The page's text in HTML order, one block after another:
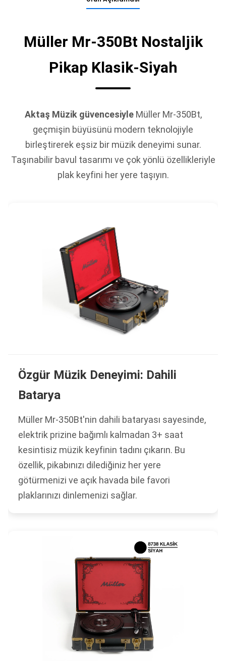
Müller Mr-350Bt Nostaljik
Pikap Klasik-Siyah
Aktaş Müzik güvencesiyleMüller Mr-350Bt,
geçmişin büyüsünü modern teknolojiyle
birleştirerek eşsiz bir müzik deneyimi sunar.
Taşınabilir bavul tasarımı ve çok yönlü özellikleriyle
plak keyfini her yere taşıyın.
Özgür Müzik Deneyimi: Dahili
Batarya
Müller Mr-350Bt'nin dahili bataryası sayesinde,
elektrik prizine bağımlı kalmadan 3+ saat
kesintisiz müzik keyfinin tadını çıkarın. Bu
özellik, pikabınızı dilediğiniz her yere
götürmenizi ve açık havada bile favori
plaklarınızı dinlemenizi sağlar.